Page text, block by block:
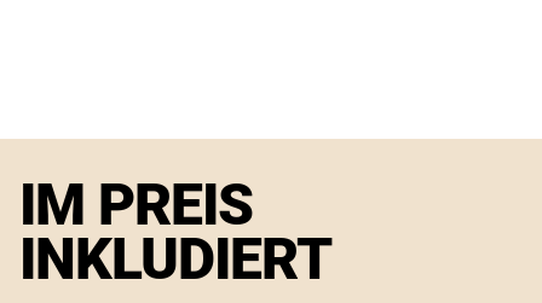
IM PREIS
INKLUDIERT